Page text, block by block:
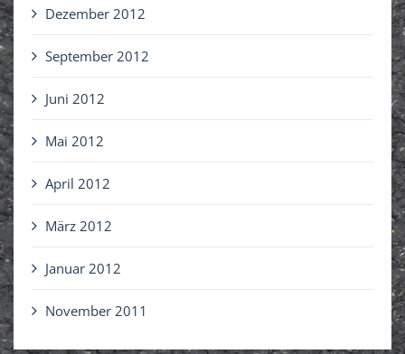
Dezember 2012
September 2012
Juni 2012
Mai 2012
April 2012
März 2012
Januar 2012
November 2011